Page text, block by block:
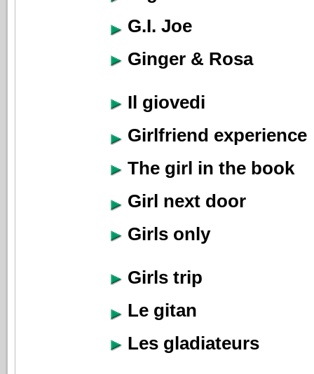
G.I. Joe
Ginger & Rosa
Il giovedi
Girlfriend experience
The girl in the book
Girl next door
Girls only
Girls trip
Le gitan
Les gladiateurs